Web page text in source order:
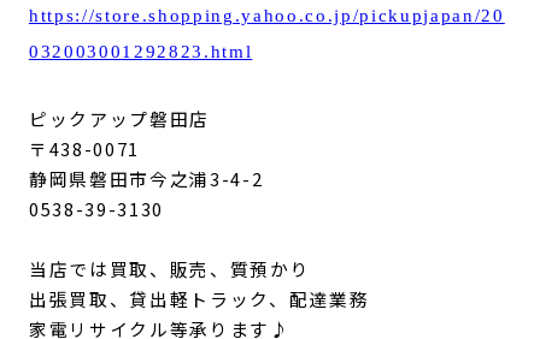
https://store.shopping.yahoo.co.jp/pickupjapan/20
032003001292823.html
ピックアップ磐田店
〒438-0071
静岡県磐田市今之浦3-4-2
0538-39-3130
当店では買取、販売、質預かり
出張買取、貸出軽トラック、配達業務
家電リサイクル等承ります♪